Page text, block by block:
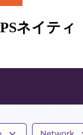
ネイティ